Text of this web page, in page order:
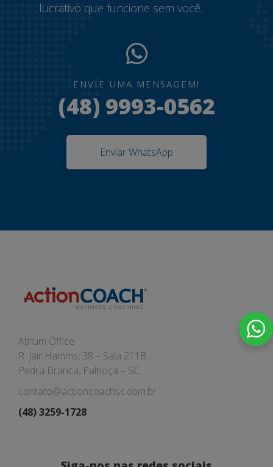
lucrativo que funcione sem você.
ENVIE UMA MENSAGEM!
(48) 9993-0562
Enviar WhatsApp
Atrium Office
R. Jair Hamms, 38 – Sala 211B
Pedra Branca, Palhoça – SC
contato@actioncoachsc.com.br
(48) 3259-1728